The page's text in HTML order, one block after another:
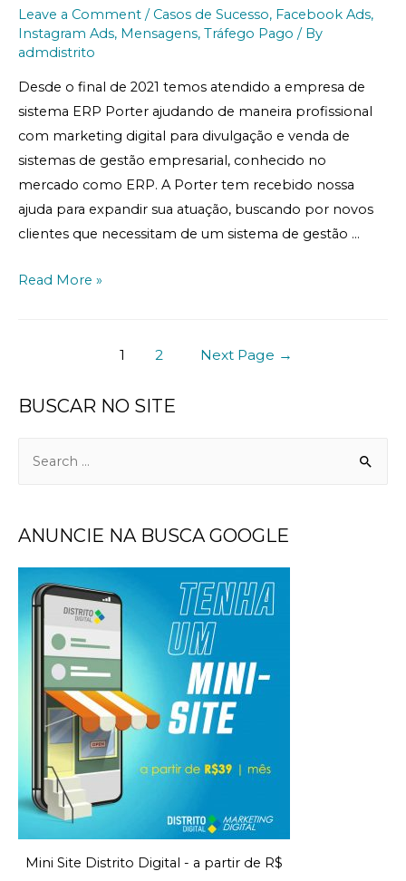
Leave a Comment / Casos de Sucesso, Facebook Ads,
Instagram Ads, Mensagens, Tráfego Pago / By
admdistrito
Desde o final de 2021 temos atendido a empresa de
sistema ERP Porter ajudando de maneira profissional
com marketing digital para divulgação e venda de
sistemas de gestão empresarial, conhecido no
mercado como ERP. A Porter tem recebido nossa
ajuda para expandir sua atuação, buscando por novos
clientes que necessitam de um sistema de gestão …
Read More »
1 2 Next Page →
BUSCAR NO SITE
ANUNCIE NA BUSCA GOOGLE
Mini Site Distrito Digital - a partir de R$